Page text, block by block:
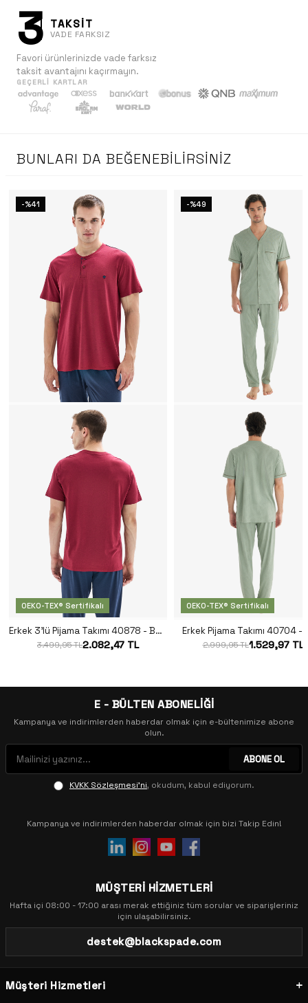
3 TAKSİT
VADE FARKSIZ
Favori ürünlerinizde vade farksız
taksit avantajını kaçırmayın.
GEÇERLI KARTLAR
BUNLARI DA BEĞENEBILIRSINIZ
-%41
OEKO-TEX® Sertifikalı
Erkek 3'lü Pijama Takımı 40878 - Bordo
3.499,95 TL2.082,47 TL
-%49
OEKO-TEX® Sertifikalı
Erkek Pijama Takımı 40704 -
2.999,95 TL1.529,97 TL
E - BÜLTEN ABONELİĞİ
Kampanya ve indirimlerden haberdar olmak için e-bültenimize abone
olun.
ABONE OL
KVKK Sözleşmesi'ni, okudum, kabul ediyorum.
Kampanya ve indirimlerden haberdar olmak için bizi Takip Edin!
MÜŞTERİ HİZMETLERİ
Hafta içi 08:00 - 17:00 arası merak ettiğiniz tüm sorular ve siparişleriniz
için ulaşabilirsiniz.
destek@blackspade.com
Müşteri Hizmetleri